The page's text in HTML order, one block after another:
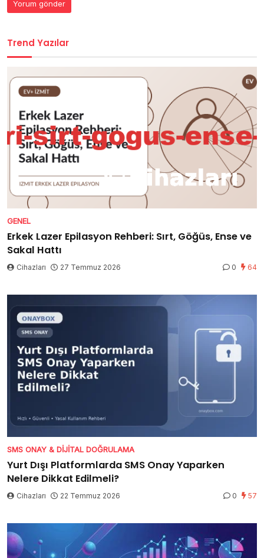
Trend Yazılar
GENEL
Erkek Lazer Epilasyon Rehberi: Sırt, Göğüs, Ense ve
Sakal Hattı
Cihazları 27 Temmuz 2026 0 64
SMS ONAY & DIJITAL DOĞRULAMA
Yurt Dışı Platformlarda SMS Onay Yaparken
Nelere Dikkat Edilmeli?
Cihazları 22 Temmuz 2026 0 57